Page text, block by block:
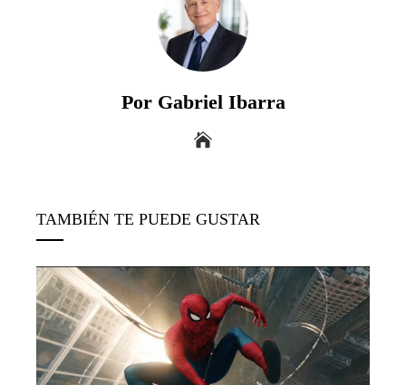
Por Gabriel Ibarra
TAMBIÉN TE PUEDE GUSTAR